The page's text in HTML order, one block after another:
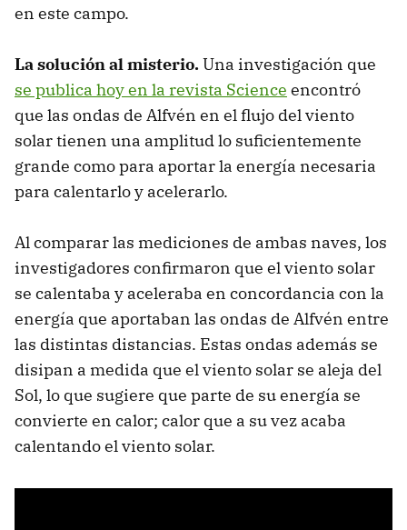
en este campo.
La solución al misterio.Una investigación que
se publica hoy en la revista Science encontró
que las ondas de Alfvén en el flujo del viento
solar tienen una amplitud lo suficientemente
grande como para aportar la energía necesaria
para calentarlo y acelerarlo.
Al comparar las mediciones de ambas naves, los
investigadores confirmaron que el viento solar
se calentaba y aceleraba en concordancia con la
energía que aportaban las ondas de Alfvén entre
las distintas distancias. Estas ondas además se
disipan a medida que el viento solar se aleja del
Sol, lo que sugiere que parte de su energía se
convierte en calor; calor que a su vez acaba
calentando el viento solar.